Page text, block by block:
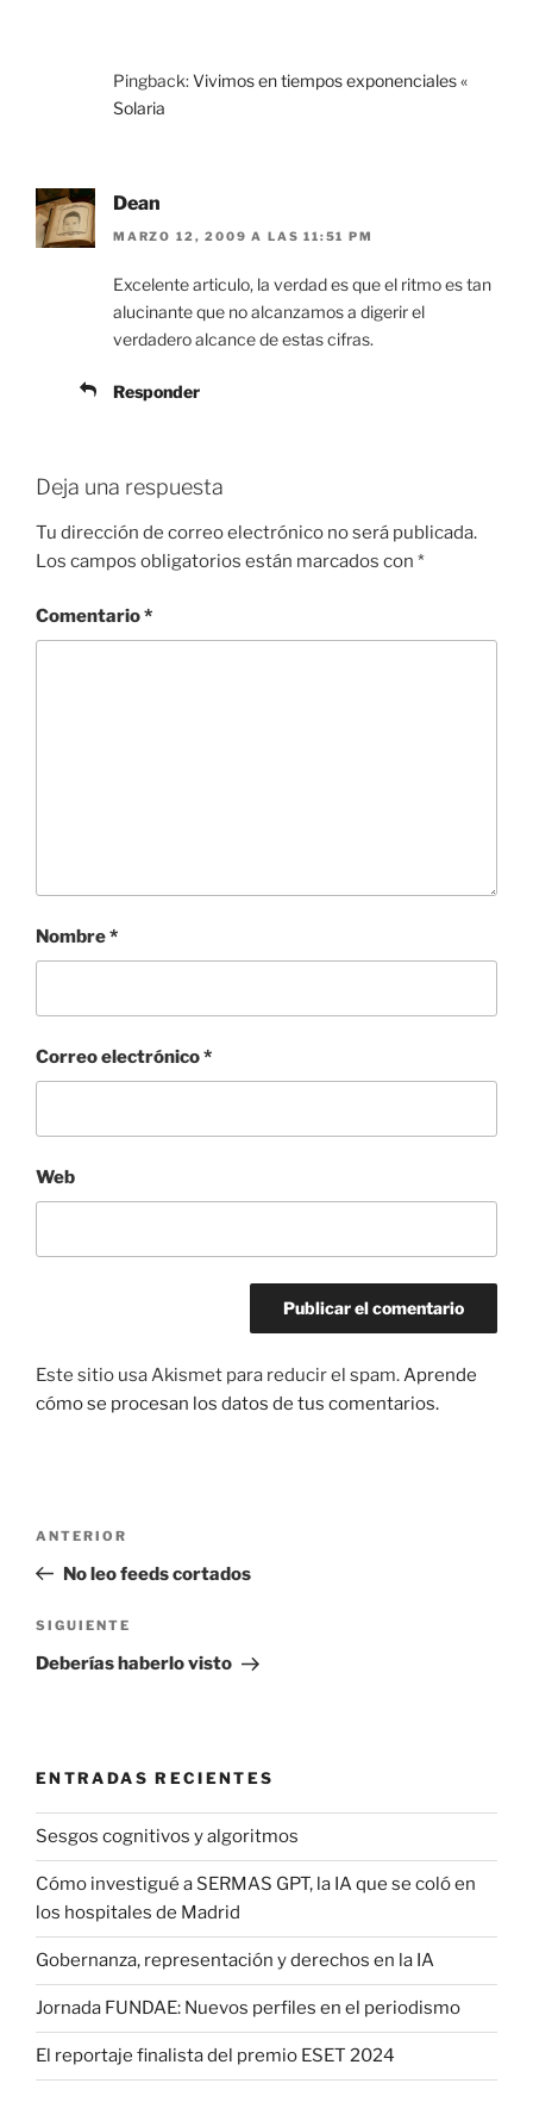
Pingback:Vivimos en tiempos exponenciales «
Solaria
Dean
MARZO 12, 2009 A LAS 11:51 PM
Excelente articulo, la verdad es que el ritmo es tan
alucinante que no alcanzamos a digerir el
verdadero alcance de estas cifras.
Responder
Deja una respuesta
Tu dirección de correo electrónico no será publicada.
Los campos obligatorios están marcados con *
Comentario*
Nombre*
Correo electrónico*
Web
Este sitio usa Akismet para reducir el spam.Aprende
cómo se procesan los datos de tus comentarios.
Navegación
entradas
Entrada
anterior:
ANTERIOR
No leo feeds cortados
Siguiente
entrada
SIGUIENTE
Deberías haberlo visto
ENTRADAS RECIENTES
Sesgos cognitivos y algoritmos
Cómo investigué a SERMAS GPT, la IA que se coló en
los hospitales de Madrid
Gobernanza, representación y derechos en la IA
Jornada FUNDAE: Nuevos perfiles en el periodismo
El reportaje finalista del premio ESET 2024